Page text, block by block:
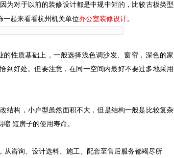
为对于以前的装修设计都是中规中矩的，比较古板类型
一起来看看杭州机关单位办公室装修设计。
性质基础上，一般选择浅色调沙发、窗帘，深色的家
到好处。但要注意，在同一空间内最好不要过多地采用
结构，小户型虽然面积不大，但是结构一般是比较复杂
短房子的使用寿命。
咨询、设计选料、施工、配套至售后服务都竭尽所